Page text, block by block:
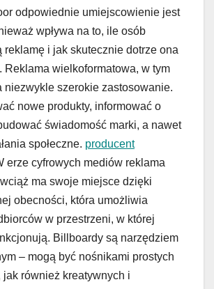
odpowiednie umiejscowienie jest
wpływa na to, ile osób
reklamę i jak skutecznie dotrze ona
Reklama wielkoformatowa, w tym
niezwykle szerokie zastosowanie.
nowe produkty, informować o
świadomość marki, a nawet
społeczne. producent
erze cyfrowych mediów reklama
ma swoje miejsce dzięki
obecności, która umożliwia
w przestrzeni, w której
Billboardy są narzędziem
– mogą być nośnikami prostych
jak również kreatywnych i